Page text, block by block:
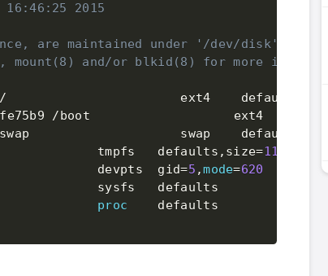
16:46:25 2015
are maintained under '/dev/disk'
mount(8) and/or blkid(8) for more info
/
ext4
/ boot                   ext4
swap                    swap    defaults
tmpfs   defaults , size=11
devpts  gid=5 ,mode=620
sysfs   defaults
proc
    defaults